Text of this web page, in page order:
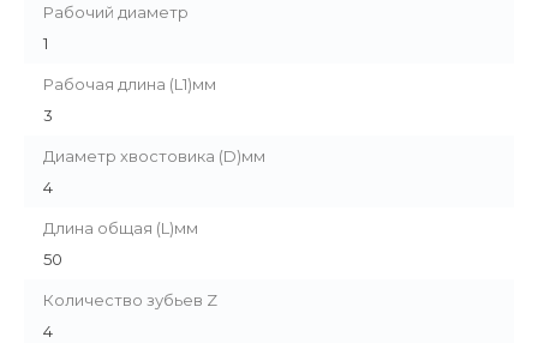
Рабочий диаметр
1
Рабочая длина (L1)мм
3
Диаметр хвостовика (D)мм
4
Длина общая (L)мм
50
Количество зубьев Z
4